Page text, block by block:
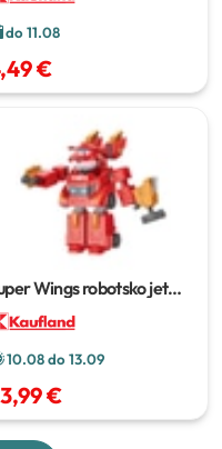
do 11.08
€
Wings robotsko jet
10.08 do 13.09
€